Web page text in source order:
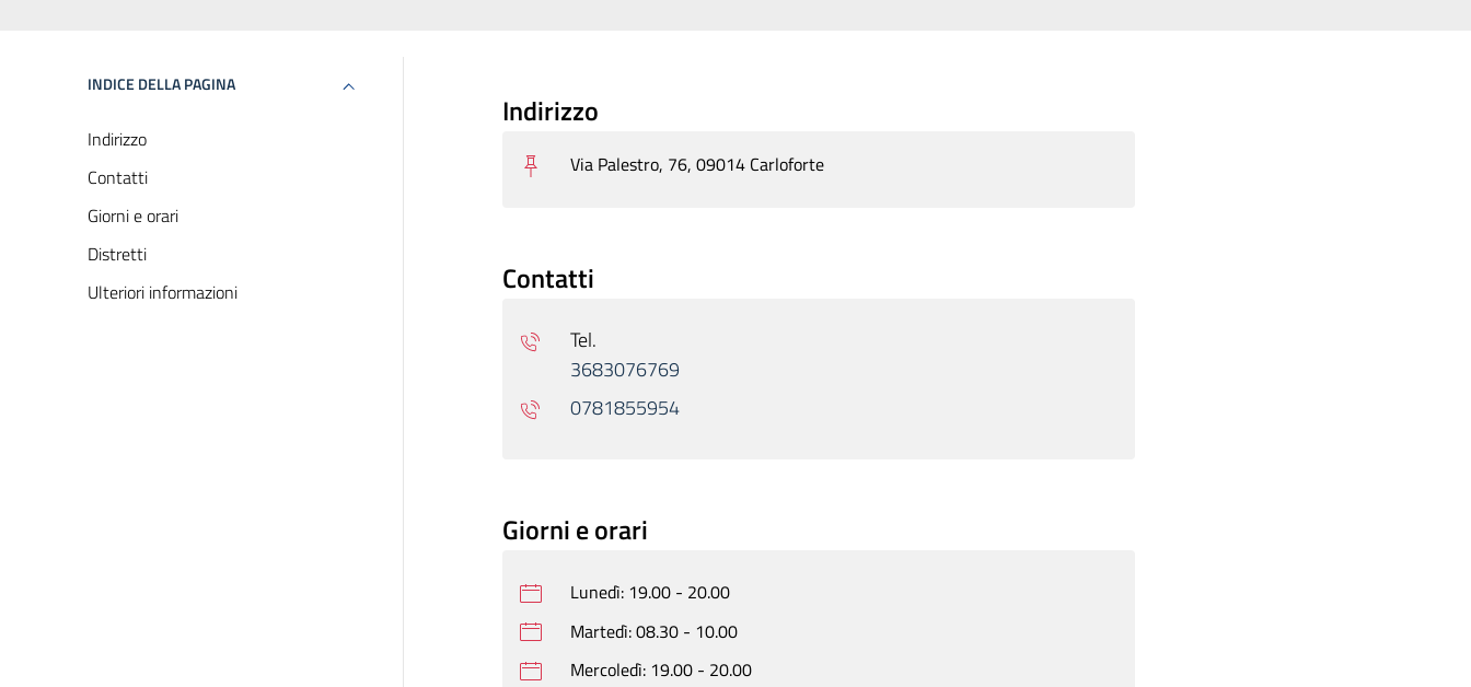
INDICE DELLA PAGINA
Indirizzo
Contatti
Giorni e orari
Distretti
Ulteriori informazioni
Indirizzo
Via Palestro, 76, 09014 Carloforte
Contatti
Tel.
3683076769
0781855954
Giorni e orari
Lunedì: 19.00 - 20.00
Martedì: 08.30 - 10.00
Mercoledì: 19.00 - 20.00